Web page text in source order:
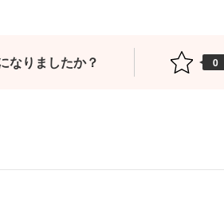
なりましたか？ 0